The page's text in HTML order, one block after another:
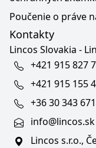
Poučenie o práve
Kontakty
Lincos Slovakia -
+421 915 827
+421 915 155
+36 30 343
info@lincos.sk
Lincos s.r.o.,